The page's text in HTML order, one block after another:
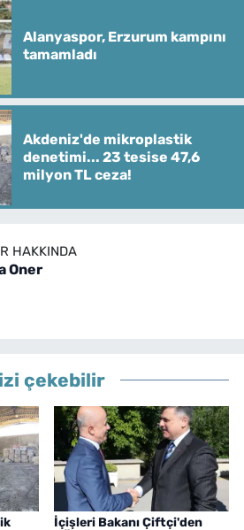
Alanyaspor, Erzurum kampını
tamamladı
Akdeniz'de mikroplastik
denetimi... 23 tesise 47,6
milyon TL ceza!
HAKKINDA
Oner
çekebilir
İçişleri Bakanı Çiftçi'den